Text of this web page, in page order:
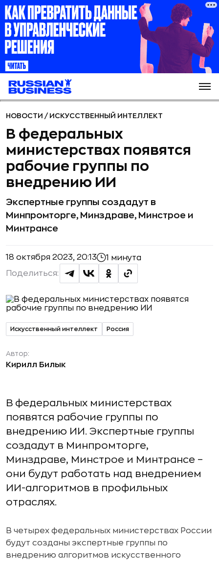
НОВОСТИ / ИСКУССТВЕННЫЙ ИНТЕЛЛЕКТ
В федеральных
министерствах появятся
рабочие группы по
внедрению ИИ
Экспертные группы создадут в
Минпромторге, Минздраве, Минстрое и
Минтрансе
18 октября 2023, 20:13 1 минута
Поделиться:
Искусственный интеллект Россия
Автор:
Кирилл Билык
В федеральных министерствах
появятся рабочие группы по
внедрению ИИ. Экспертные группы
создадут в Минпромторге,
Минздраве, Минстрое и Минтрансе –
они будут работать над внедрением
ИИ-алгоритмов в профильных
отраслях.
В четырех федеральных министерствах России
будут созданы экспертные группы по
внедрению алгоритмов искусственного